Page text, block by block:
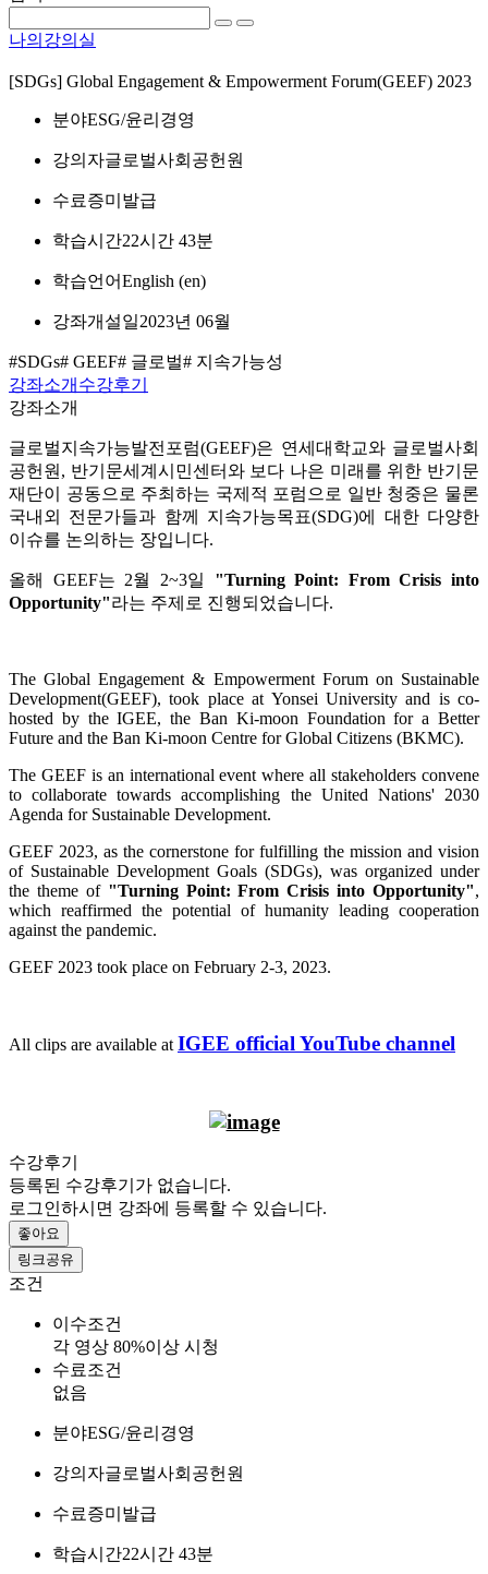
나의강의실
[SDGs] Global Engagement & Empowerment Forum(GEEF) 2023
분야ESG/윤리경영
강의자글로벌사회공헌원
수료증미발급
학습시간22시간 43분
학습언어English ‎(en)‎
강좌개설일2023년 06월
#SDGs# GEEF# 글로벌# 지속가능성
강좌소개 수강후기
강좌소개
글로벌지속가능발전포럼(GEEF)은 연세대학교와 글로벌사회
공헌원, 반기문세계시민센터와 보다 나은 미래를 위한 반기문
재단이 공동으로 주최하는 국제적 포럼으로 일반 청중은 물론
국내외 전문가들과 함께 지속가능목표(SDG)에 대한 다양한
이슈를 논의하는 장입니다.
올해 GEEF는 2월 2~3일 "Turning Point: From Crisis into
Opportunity"라는 주제로 진행되었습니다.
The Global Engagement & Empowerment Forum on Sustainable
Development(GEEF), took place at Yonsei University and is co-
hosted by the IGEE, the Ban Ki-moon Foundation for a Better
Future and the Ban Ki-moon Centre for Global Citizens (BKMC).
The GEEF is an international event where all stakeholders convene
to collaborate towards accomplishing the United Nations' 2030
Agenda for Sustainable Development.
GEEF 2023, as the cornerstone for fulfilling the mission and vision
of Sustainable Development Goals (SDGs), was organized under
the theme of "Turning Point: From Crisis into Opportunity",
which reaffirmed the potential of humanity leading cooperation
against the pandemic.
GEEF 2023 took place on February 2-3, 2023.
All clips are available at IGEE official YouTube channel
수강후기
등록된 수강후기가 없습니다.
로그인하시면 강좌에 등록할 수 있습니다.
좋아요
링크공유
조건
이수조건
각 영상 80%이상 시청
수료조건
없음
분야ESG/윤리경영
강의자글로벌사회공헌원
수료증미발급
학습시간22시간 43분